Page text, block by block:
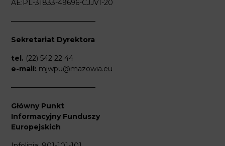
AE:PL-31833-49696-CJJVI-20
————————————
Sekretariat Dyrektora
tel. (22) 542 22 44
e-mail: mjwpu@mazowia.eu
————————————
Główny Punkt
Informacyjny Funduszy
Europejskich